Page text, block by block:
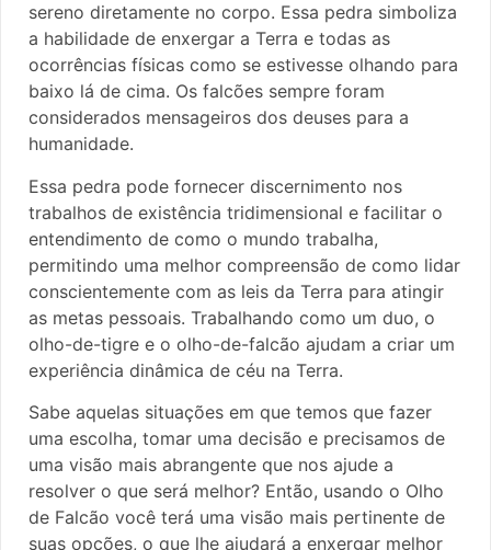
sereno diretamente no corpo. Essa pedra simboliza
a habilidade de enxergar a Terra e todas as
ocorrências físicas como se estivesse olhando para
baixo lá de cima. Os falcões sempre foram
considerados mensageiros dos deuses para a
humanidade.
Essa pedra pode fornecer discernimento nos
trabalhos de existência tridimensional e facilitar o
entendimento de como o mundo trabalha,
permitindo uma melhor compreensão de como lidar
conscientemente com as leis da Terra para atingir
as metas pessoais. Trabalhando como um duo, o
olho-de-tigre e o olho-de-falcão ajudam a criar um
experiência dinâmica de céu na Terra.
Sabe aquelas situações em que temos que fazer
uma escolha, tomar uma decisão e precisamos de
uma visão mais abrangente que nos ajude a
resolver o que será melhor? Então, usando o Olho
de Falcão você terá uma visão mais pertinente de
suas opções, o que lhe ajudará a enxergar melhor